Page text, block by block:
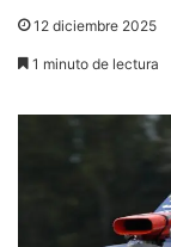
12 diciembre 2025
1 minuto de lectura